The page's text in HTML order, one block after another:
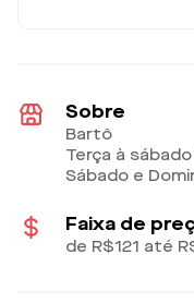
Sobre
Bartô
Terça à
Sábado e
Faixa de
de R$121 até